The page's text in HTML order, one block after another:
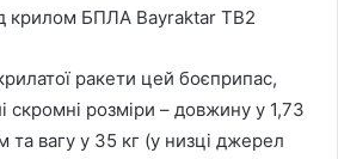
крилом БПЛА Bayraktar TB2
ракети цей боєприпас,
скромні розміри – довжину у 1,73
та вагу у 35 кг (у низці джерел